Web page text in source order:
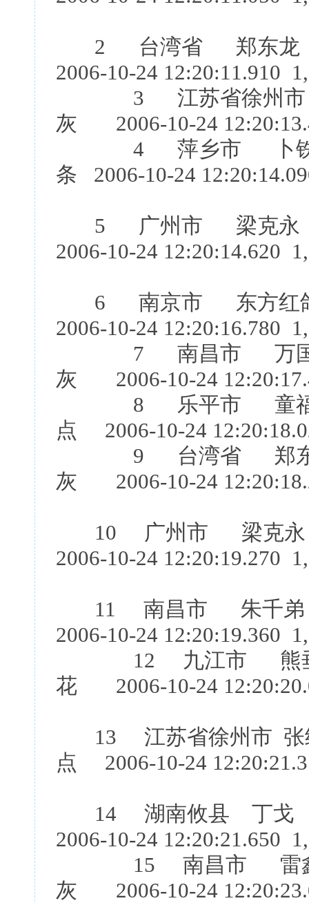
2 台湾省 郑东
2006-10-24 12:20:11.910
3 江苏省徐州
灰 2006-10-24
4 萍乡市 卜铁
条 2006-10-24
5 广州市 梁克
2006-10-24 12:20:14.620
6 南京市 东方
2006-10-24 12:20:16.780
7 南昌市 万
灰 2006-10-24
8 乐平市 童福
点 2006-10-24
9 台湾省 郑东
灰 2006-10-24
10 广州市 梁
2006-10-24 12:20:19.270
11 南昌市 朱
2006-10-24 12:20:19.360
12 九江市 熊
花 2006-10-24
13 江苏省徐州市
点 2006-10-24
14 湖南攸县
2006-10-24 12:20:21.650
15 南昌市 雷
灰 2006-10-24